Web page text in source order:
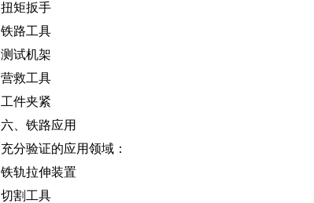
扭矩扳手
铁路工具
测试机架
营救工具
工件夹紧
六、铁路应用
充分验证的应用领域：
铁轨拉伸装置
切割工具